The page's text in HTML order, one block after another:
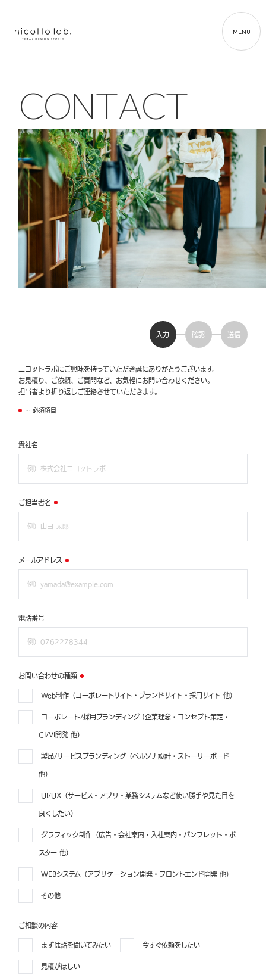
MENU
CONTACT
入力 確認 送信
ニコットラボにご興味を持っていただき誠にありがとうございます。
お見積り、ご依頼、ご質問など、お気軽にお問い合わせください。
担当者より折り返しご連絡させていただきます。
… 必須項目
貴社名
ご担当者名
メールアドレス
電話番号
お問い合わせの種類
Web制作（コーポレートサイト・ブランドサイト・採用サイト 他）
コーポレート/採用ブランディング (企業理念・コンセプト策定・
CI/VI開発 他)
製品/サービスブランディング（ペルソナ設計・ストーリーボード
他）
UI/UX（サービス・アプリ・業務システムなど使い勝手や見た目を
良くしたい)
グラフィック制作（広告・会社案内・入社案内・パンフレット・ポ
スター 他）
WEBシステム（アプリケーション開発・フロントエンド開発 他）
その他
ご相談の内容
まずは話を聞いてみたい 今すぐ依頼をしたい
見積がほしい